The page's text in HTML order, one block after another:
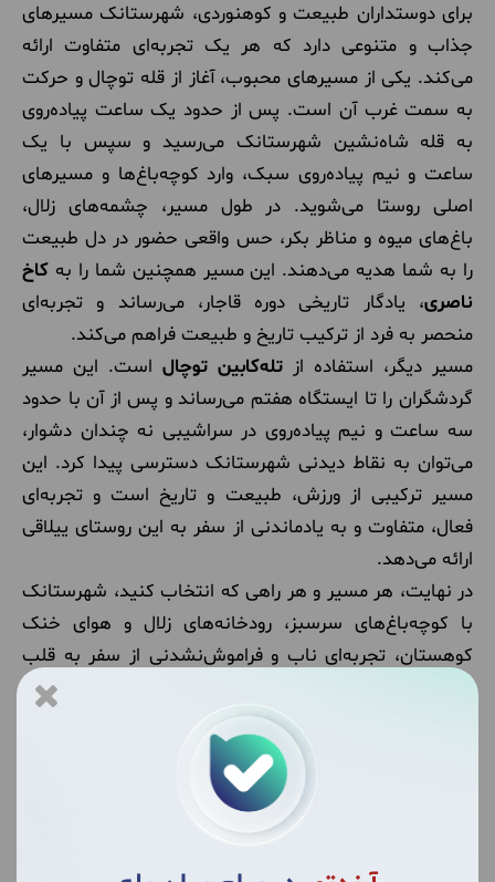
برای دوستداران طبیعت و کوهنوردی، شهرستانک مسیرهای
جذاب و متنوعی دارد که هر یک تجربه‌ای متفاوت ارائه
می‌کند. یکی از مسیرهای محبوب، آغاز از قله توچال و حرکت
به سمت غرب آن است. پس از حدود یک ساعت پیاده‌روی
به قله شاه‌نشین شهرستانک می‌رسید و سپس با یک
ساعت و نیم پیاده‌روی سبک، وارد کوچه‌باغ‌ها و مسیرهای
اصلی روستا می‌شوید. در طول مسیر، چشمه‌های زلال،
باغ‌های میوه و مناظر بکر، حس واقعی حضور در دل طبیعت
را به شما هدیه می‌دهند. این مسیر همچنین شما را به کاخ
ناصری، یادگار تاریخی دوره قاجار، می‌رساند و تجربه‌ای
منحصر به فرد از ترکیب تاریخ و طبیعت فراهم می‌کند.
مسیر دیگر، استفاده از تله‌کابین توچال است. این مسیر
گردشگران را تا ایستگاه هفتم می‌رساند و پس از آن با حدود
سه ساعت و نیم پیاده‌روی در سراشیبی نه چندان دشوار،
می‌توان به نقاط دیدنی شهرستانک دسترسی پیدا کرد. این
مسیر ترکیبی از ورزش، طبیعت و تاریخ است و تجربه‌ای
فعال، متفاوت و به یادماندنی از سفر به این روستای ییلاقی
ارائه می‌دهد.
در نهایت، هر مسیر و هر راهی که انتخاب کنید، شهرستانک
با کوچه‌باغ‌های سرسبز، رودخانه‌های زلال و هوای خنک
کوهستان، تجربه‌ای ناب و فراموش‌نشدنی از سفر به قلب
آرند توراین
تجربه را به بهترین شکل ممکن برای شما رقم می‌زند.
تور شهرستانک آرند تور